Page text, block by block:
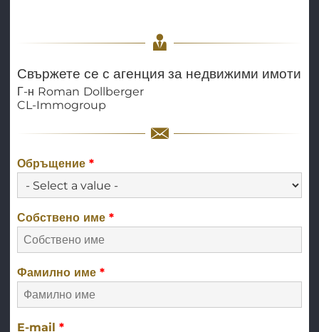
Свържете се с агенция за недвижими имоти
Г-н Roman Dollberger
CL-Immogroup
Обръщение *
Собствено име *
Фамилно име *
E-mail *